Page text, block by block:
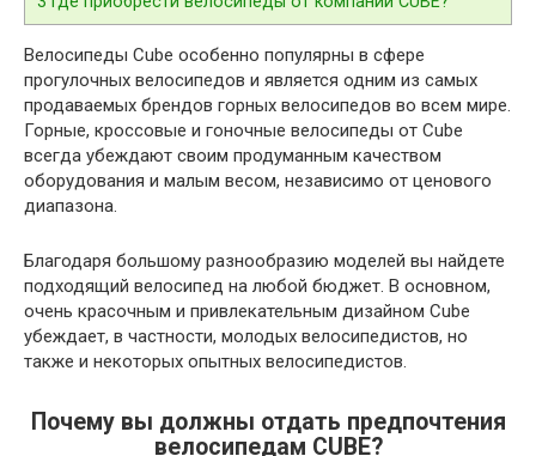
Велосипеды Cube особенно популярны в сфере
прогулочных велосипедов и является одним из самых
продаваемых брендов горных велосипедов во всем мире.
Горные, кроссовые и гоночные велосипеды от Cube
всегда убеждают своим продуманным качеством
оборудования и малым весом, независимо от ценового
диапазона.
Благодаря большому разнообразию моделей вы найдете
подходящий велосипед на любой бюджет. В основном,
очень красочным и привлекательным дизайном Cube
убеждает, в частности, молодых велосипедистов, но
также и некоторых опытных велосипедистов.
Почему вы должны отдать предпочтения
велосипедам CUBE?